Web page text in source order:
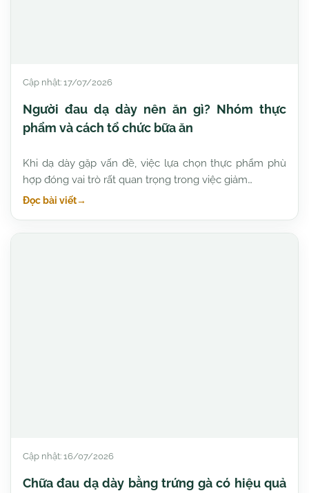
Cập nhật: 17/07/2026
Người đau dạ dày nên ăn gì? Nhóm thực
phẩm và cách tổ chức bữa ăn
Khi dạ dày gặp vấn đề, việc lựa chọn thực phẩm phù
hợp đóng vai trò rất quan trọng trong việc giảm…
Đọc bài viết→
Cập nhật: 16/07/2026
Chữa đau dạ dày bằng trứng gà có hiệu quả